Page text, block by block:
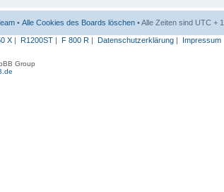
• Alle Cookies des Boards löschen • Alle Zeiten sind UTC +
X| R1200ST| F 800 R | Datenschutzerklärung| Impressum
Group